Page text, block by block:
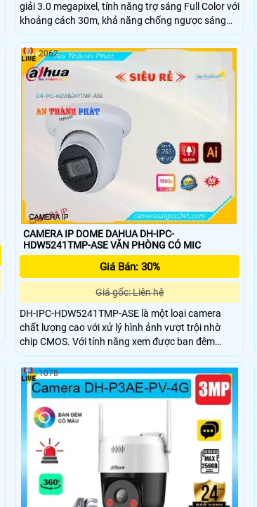
giải 3.0 megapixel, tính năng trợ sáng Full Color với
khoảng cách 30m, khả năng chống ngược sáng
DWDR, AI báo động phân biệt được người và vật
tránh báo động ảo cũng, quay xoay 360 cùng
nhiều tính năng khác giúp camera có khả năng
giám sát cũng như bảo vệ những vị trí quan trọng
tốt hơn.
CAMERA IP DOME DAHUA DH-IPC-
HDW5241TMP-ASE VĂN PHÒNG CÓ MIC
Giá Bán: 30%
Giá gốc: Liên hệ
DH-IPC-HDW5241TMP-ASE là một loại camera
chất lượng cao với xử lý hình ảnh vượt trội nhờ
chip CMOS. Với tính năng xem được ban đêm
Hồng Ngoại lên đến 50m, camera này cho phép
giám sát hiệu quả vào ban đêm. Với công nghệ IP,
hình ảnh được chất lượng hình sắt nét đến FULL
HD 1080P, đồng thời việc lưu trữ cũng được kéo
dài hơn với H.265+/H
2062
1078